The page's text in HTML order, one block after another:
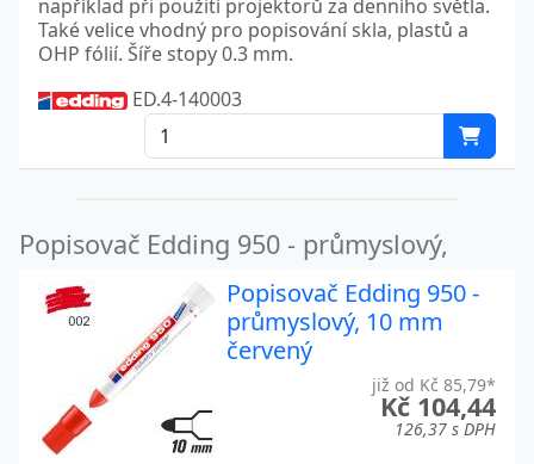
například při použití projektorů za denního světla.
Také velice vhodný pro popisování skla, plastů a
OHP fólií. Šíře stopy 0.3 mm.
ED.4-140003
Popisovač Edding 950 - průmyslový,
Popisovač Edding 950 -
průmyslový, 10 mm
červený
již od Kč 85,79*
Kč 104,44
126,37 s DPH